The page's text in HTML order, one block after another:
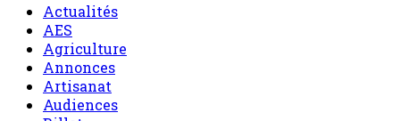
Actualités
AES
Agriculture
Annonces
Artisanat
Audiences